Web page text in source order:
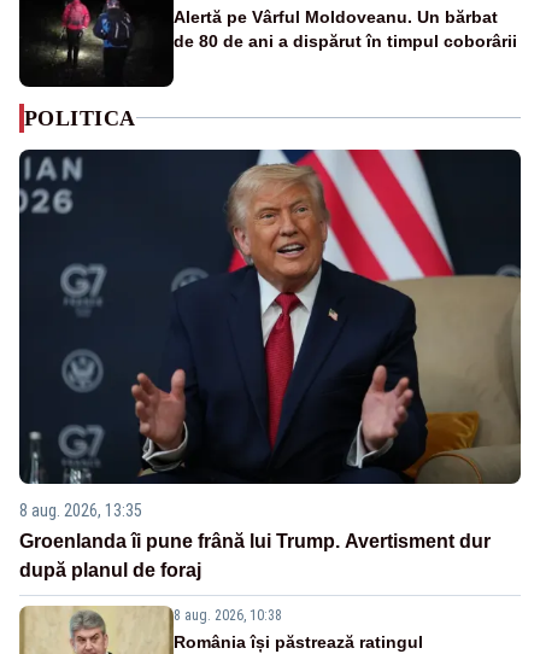
Alertă pe Vârful Moldoveanu. Un bărbat
de 80 de ani a dispărut în timpul coborârii
POLITICA
8 aug. 2026, 13:35
Groenlanda îi pune frână lui Trump. Avertisment dur
după planul de foraj
8 aug. 2026, 10:38
România își păstrează ratingul